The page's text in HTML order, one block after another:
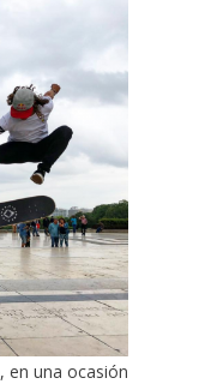
, en una ocasión